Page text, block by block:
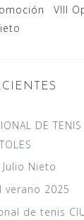
VIII
DE TENIS
Nieto
verano 2025
de tenis